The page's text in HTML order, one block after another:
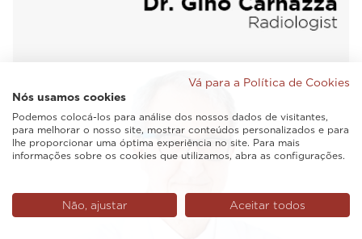
Vá para a Política de Cookies
Nós usamos cookies
Podemos colocá-los para análise dos nossos dados de visitantes,
para melhorar o nosso site, mostrar conteúdos personalizados e para
lhe proporcionar uma óptima experiência no site. Para mais
informações sobre os cookies que utilizamos, abra as configurações.
Não, ajustar Aceitar todos